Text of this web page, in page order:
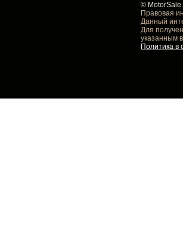
©
Правовая
Данный
Для
указанным
Политика в